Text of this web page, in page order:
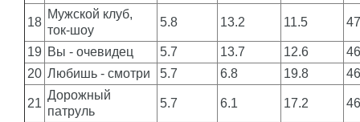
18
Мужской клуб,
ток-шоу
5.8 13.2 11.5
19 Вы - очевидец 5.7 13.7 12.6
20 Любишь - смотри 5.7 6.8 19.8
21
Дорожный
патруль
5.7 6.1 17.2